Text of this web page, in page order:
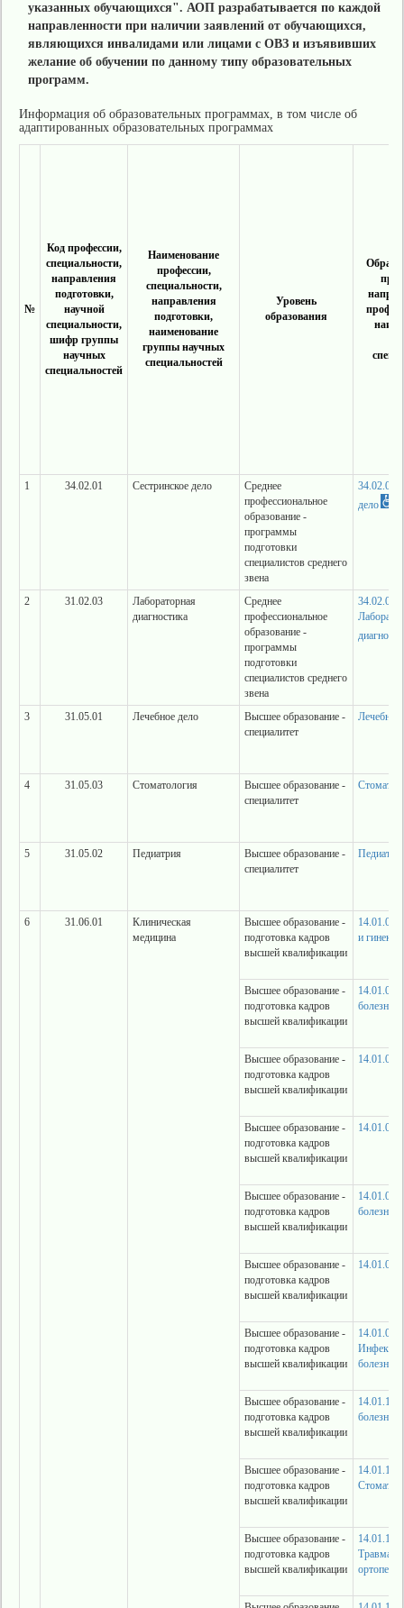
указанных обучающихся". АОП разрабатывается по каждой
направленности при наличии заявлений от обучающихся,
являющихся инвалидами или лицами с ОВЗ и изъявивших
желание об обучении по данному типу образовательных
программ.
Информация об образовательных программах, в том числе об
адаптированных образовательных программах
№
Код профессии,
специальности,
направления
подготовки,
научной
специальности,
шифр группы
научных
специальностей
Наименование
профессии,
специальности,
направления
подготовки,
наименование
группы научных
специальностей
Уровень
образования
1 34.02.01 Сестринское дело
Среднее
профессиональное
образование -
программы
подготовки
специалистов среднего
звена
34.02.01
дело
2 31.02.03
Лабораторная
диагностика
Среднее
профессиональное
образование -
программы
подготовки
специалистов среднего
звена
34.02.03
3 31.05.01 Лечебное дело
Высшее образование -
специалитет
Лечебное
4 31.05.03 Стоматология
Высшее образование -
специалитет
5 31.05.02 Педиатрия
Высшее образование -
специалитет
6 31.06.01
Клиническая
медицина
Высшее образование -
подготовка кадров
высшей квалификации
14.01.01
и
Высшее образование -
подготовка кадров
высшей квалификации
14.01.04
болезни
Высшее образование -
подготовка кадров
высшей квалификации
14.01.05
Высшее образование -
подготовка кадров
высшей квалификации
14.01.06
Высшее образование -
подготовка кадров
высшей квалификации
14.01.07
болезни
Высшее образование -
подготовка кадров
высшей квалификации
14.01.08
Высшее образование -
подготовка кадров
высшей квалификации
14.01.09
болезни
Высшее образование -
подготовка кадров
высшей квалификации
14.01.11
болезни
Высшее образование -
подготовка кадров
высшей квалификации
14.01.14
Высшее образование -
подготовка кадров
высшей квалификации
14.01.15
ортопедия